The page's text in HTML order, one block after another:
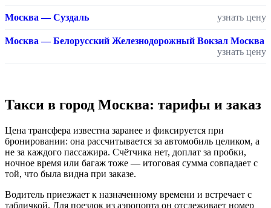
Москва — Суздаль узнать цену
Москва — Белорусский Железнодорожный Вокзал Москва
узнать цену
Такси в город Москва: тарифы и заказ
Цена трансфера известна заранее и фиксируется при
бронировании: она рассчитывается за автомобиль целиком, а
не за каждого пассажира. Счётчика нет, доплат за пробки,
ночное время или багаж тоже — итоговая сумма совпадает с
той, что была видна при заказе.
Водитель приезжает к назначенному времени и встречает с
табличкой. Для поездок из аэропорта он отслеживает номер